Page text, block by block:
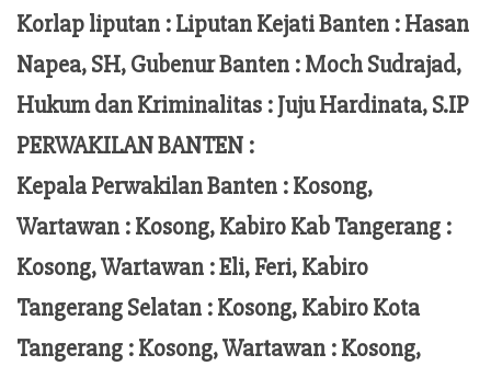
Korlap liputan :Liputan Kejati Banten : Hasan
Napea, SH,Gubenur Banten : MochSudrajad,
Hukum dan Kriminalitas :Juju Hardinata, S.IP
PERWAKILAN BANTEN :
Kepala Perwakilan Banten : Kosong,
Wartawan : Kosong, Kabiro Kab Tangerang :
Kosong,Wartawan :Eli, Feri, Kabiro
Tangerang Selatan : Kosong, Kabiro Kota
Tangerang :Kosong, Wartawan : Kosong,